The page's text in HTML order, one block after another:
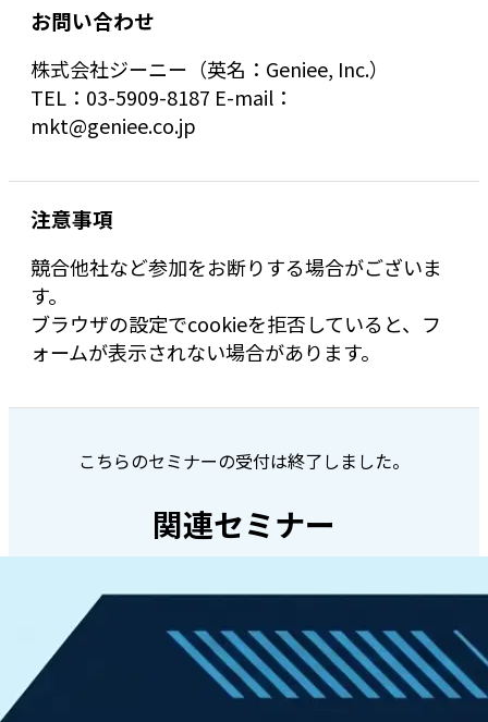
お問い合わせ
株式会社ジーニー（英名：Geniee, Inc.）
TEL：03-5909-8187 E-mail：
mkt@geniee.co.jp
注意事項
競合他社など参加をお断りする場合がございま
す。
ブラウザの設定でcookieを拒否していると、フ
ォームが表示されない場合があります。
こちらのセミナーの受付は終了しました。
関連セミナー